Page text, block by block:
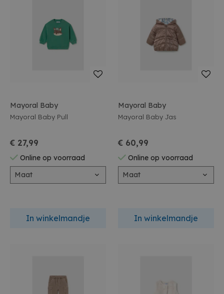
Mayoral Baby
Mayoral Baby Pull
€ 27,99
Online op voorraad
Maat
In winkelmandje
Mayoral Baby
Mayoral Baby Jas
€ 60,99
Online op voorraad
Maat
In winkelmandje